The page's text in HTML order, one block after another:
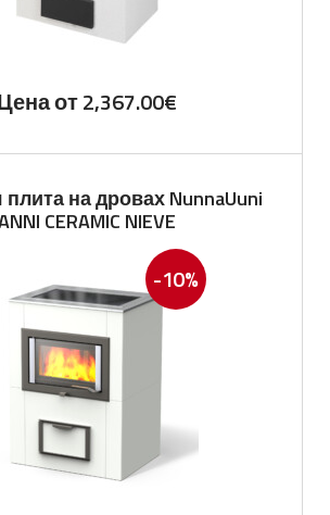
от2,367.00€
на дровах NunnaUuni
CERAMIC NIEVE
-10%